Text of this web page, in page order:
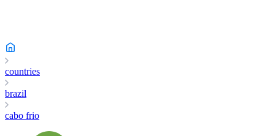
countries
brazil
cabo frio